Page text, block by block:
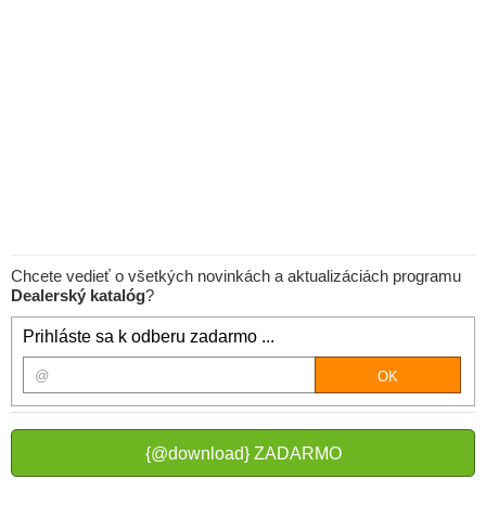
Chcete vedieť o všetkých novinkách a aktualizáciách programu
Dealerský katalóg?
Prihláste sa k odberu zadarmo ...
{@download} ZADARMO